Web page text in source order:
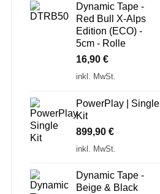
Dynamic Tape -
Red Bull X-Alps
Edition (ECO) -
5cm - Rolle
16,90 €
inkl. MwSt.
PowerPlay | Single
Kit
899,90 €
inkl. MwSt.
Dynamic Tape -
Beige & Black